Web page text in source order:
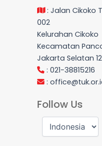
: Jalan Cikoko
002
Kelurahan Cikoko
Kecamatan
Jakarta Selatan
: 021-38815216
:
Follow Us